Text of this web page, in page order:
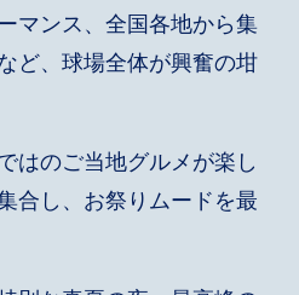
マンス、全国各地から集
ど、球場全体が興奮の坩
はのご当地グルメが楽し
合し、お祭りムードを最